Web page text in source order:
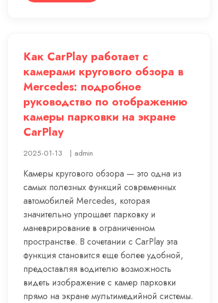
Как CarPlay работает с
камерами кругового обзора в
Mercedes: подробное
руководство по отображению
камеры парковки на экране
CarPlay
2025-01-13 | admin
Камеры кругового обзора — это одна из
самых полезных функций современных
автомобилей Mercedes, которая
значительно упрощает парковку и
маневрирование в ограниченном
пространстве. В сочетании с CarPlay эта
функция становится еще более удобной,
предоставляя водителю возможность
видеть изображение с камер парковки
прямо на экране мультимедийной системы.